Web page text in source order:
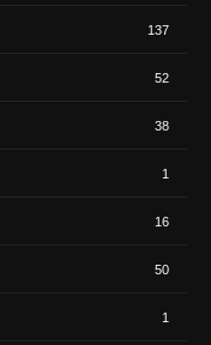
137
52
38
1
16
50
1